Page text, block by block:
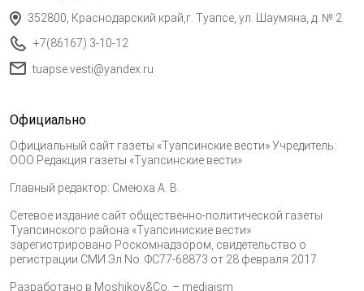
352800, Краснодарский край,г. Туапсе, ул. Шаумяна, д. № 2
+7(86167) 3-10-12
tuapse.vesti@yandex.ru
Официально
Официальный сайт газеты «Туапсинские вести» Учредитель:
ООО Редакция газеты «Туапсинские вести»
Главный редактор: Смеюха А. В.
Сетевое издание сайт общественно-политической газеты
Туапсинского района «Туапсиниские вести»
зарегистрировано Роскомнадзором, свидетельство о
регистрации СМИ Эл No. ФС77-68873 от 28 февраля 2017
Разработано в Moshikov&Co. – mediaism